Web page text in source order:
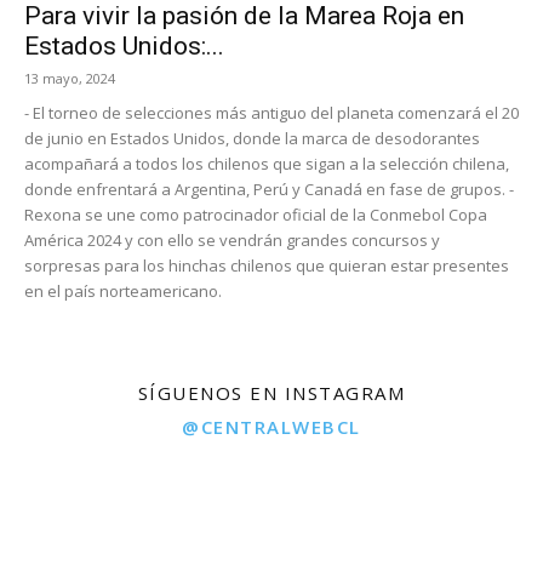
Para vivir la pasión de la Marea Roja en
Estados Unidos:...
13 mayo, 2024
- El torneo de selecciones más antiguo del planeta comenzará el 20
de junio en Estados Unidos, donde la marca de desodorantes
acompañará a todos los chilenos que sigan a la selección chilena,
donde enfrentará a Argentina, Perú y Canadá en fase de grupos. -
Rexona se une como patrocinador oficial de la Conmebol Copa
América 2024 y con ello se vendrán grandes concursos y
sorpresas para los hinchas chilenos que quieran estar presentes
en el país norteamericano.
SÍGUENOS EN INSTAGRAM
@CENTRALWEBCL